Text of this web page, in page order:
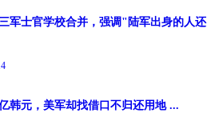
军士官学校合并，强调"陆军出身的人还
韩元，美军却找借口不归还用地 ...